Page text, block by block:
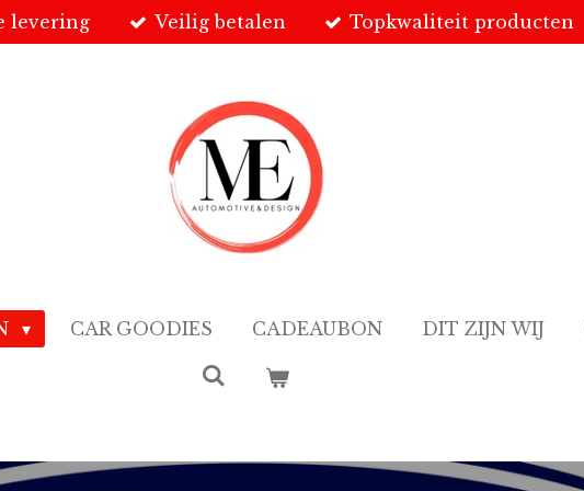
levering Veilig betalen Topkwaliteit producten
CAR GOODIES CADEAUBON DIT ZIJN WIJ